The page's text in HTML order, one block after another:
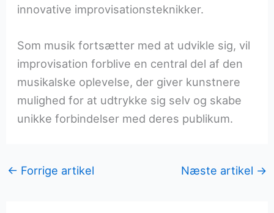
innovative improvisationsteknikker.
Som musik fortsætter med at udvikle sig, vil
improvisation forblive en central del af den
musikalske oplevelse, der giver kunstnere
mulighed for at udtrykke sig selv og skabe
unikke forbindelser med deres publikum.
← Forrige artikel Næste artikel →